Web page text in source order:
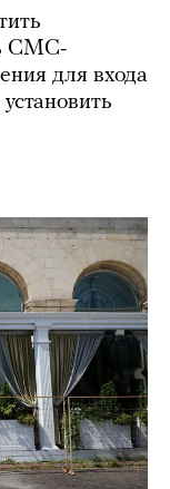
СМС-
для входа